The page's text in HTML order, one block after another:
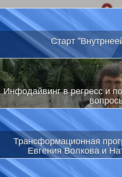
Старт
Инфодайвинг в регресс и
Трансформационная
Евгения Волкова и